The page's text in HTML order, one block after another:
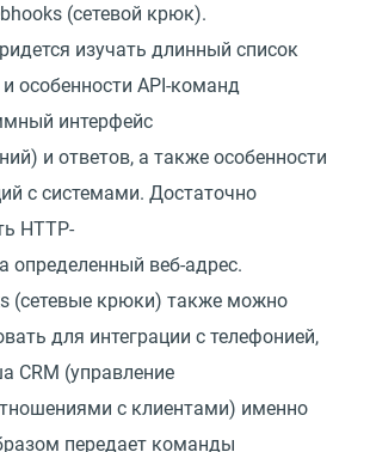
(сетевой крюк).
изучать длинный список
особенности API-команд
интерфейс
и ответов, а также особенности
с системами. Достаточно
HTTP-
определенный веб-адрес.
(сетевые крюки) также можно
для интеграции с телефонией,
CRM (управление
с клиентами) именно
передает команды